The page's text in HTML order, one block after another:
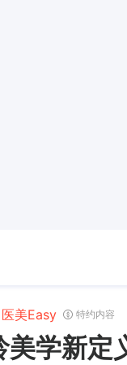
医美Easy 特约内容
美学新定